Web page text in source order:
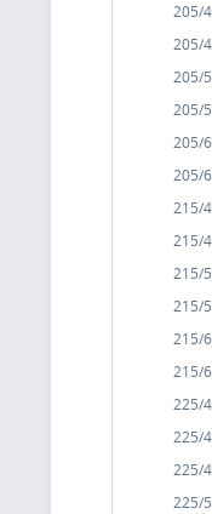
205/
205/
205/
205/
205/
205/
215/
215/
215/
215/
215/
215/
225/
225/
225/
225/